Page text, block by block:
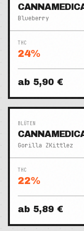
Blueberry
THC
24%
ab 5,90 €
BLÜTEN
Gorilla ZKittlez
THC
22%
ab 5,89 €